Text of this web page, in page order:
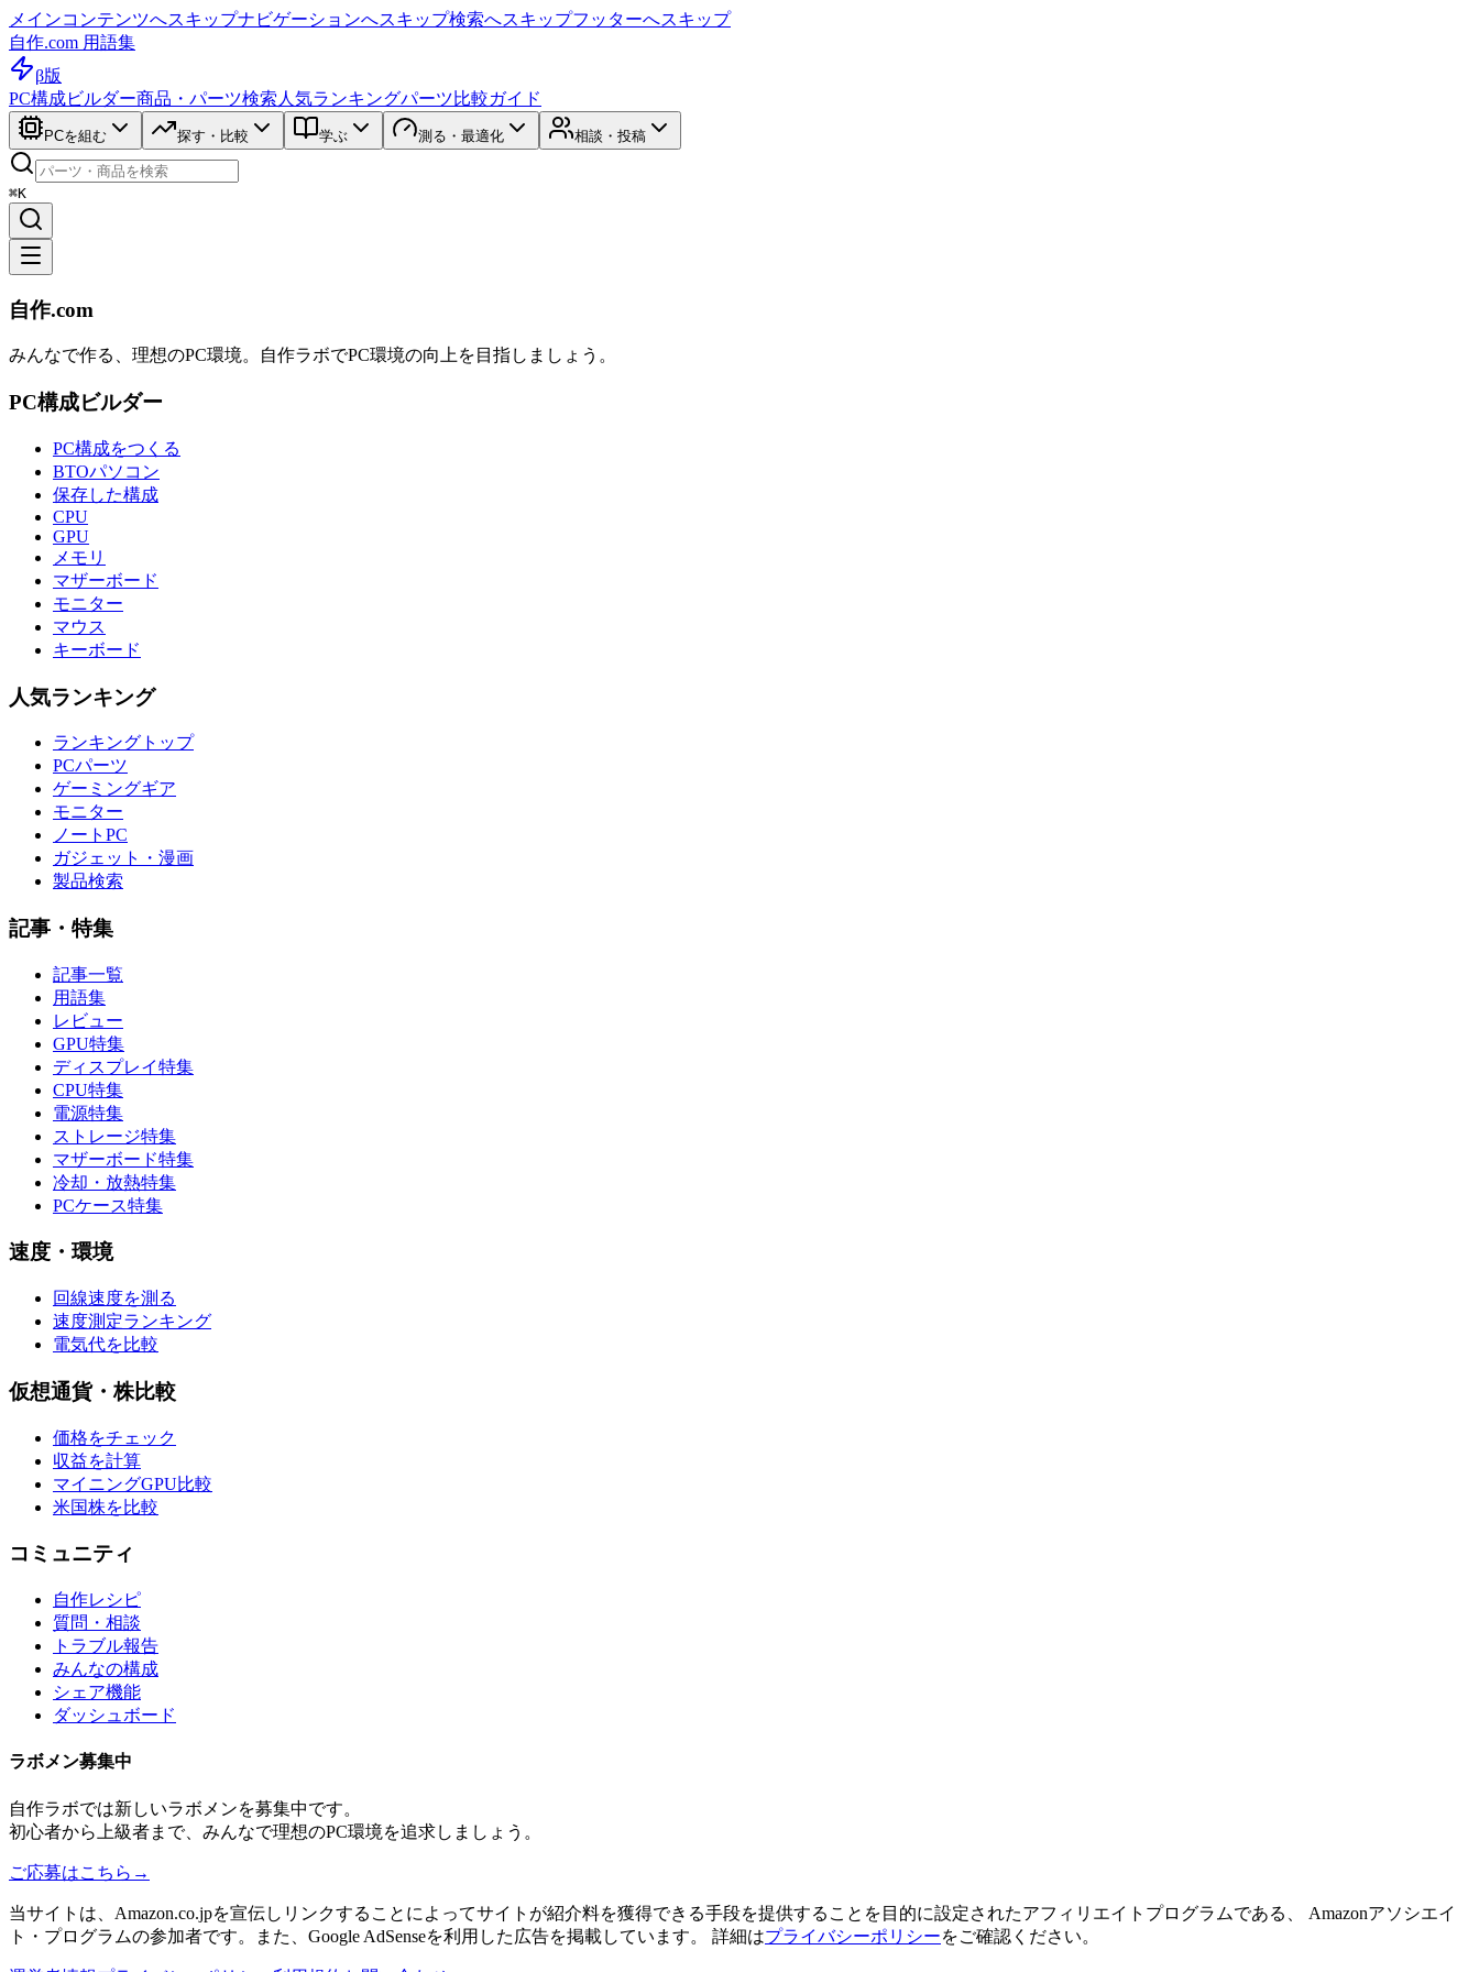
メインコンテンツへスキップナビゲーションへスキップ検索へスキップフッターへスキップ
自作.com 用語集
β版
PC構成ビルダー商品・パーツ検索 人気ランキングパーツ比較ガイド
PCを組む 探す・比較 学ぶ 測る・最適化 相談・投稿
⌘K
自作.com
みんなで作る、理想のPC環境。 自作ラボでPC環境の向上を目指しましょう。
PC構成ビルダー
PC構成をつくる
BTOパソコン
保存した構成
CPU
GPU
メモリ
マザーボード
モニター
マウス
キーボード
人気ランキング
ランキングトップ
PCパーツ
ゲーミングギア
モニター
ノートPC
ガジェット・漫画
製品検索
記事・特集
記事一覧
用語集
レビュー
GPU特集
ディスプレイ特集
CPU特集
電源特集
ストレージ特集
マザーボード特集
冷却・放熱特集
PCケース特集
速度・環境
回線速度を測る
速度測定ランキング
電気代を比較
仮想通貨・株比較
価格をチェック
収益を計算
マイニングGPU比較
米国株を比較
コミュニティ
自作レシピ
質問・相談
トラブル報告
みんなの構成
シェア機能
ダッシュボード
ラボメン募集中
自作ラボでは新しいラボメンを募集中です。
初心者から上級者まで、みんなで理想のPC環境を追求しましょう。
ご応募はこちら →
当サイトは、Amazon.co.jpを宣伝しリンクすることによってサイトが紹介料を獲得できる手段を提供することを目的に設定されたアフィリエイトプログラムである、 Amazonアソシエイ
ト・プログラムの参加者です。また、Google AdSenseを利用した広告を掲載しています。 詳細はプライバシーポリシーをご確認ください。